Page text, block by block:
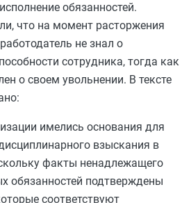
обязанностей.
что на момент расторжения
не знал о
сотрудника, тогда как
о своем увольнении. В тексте
имелись основания для
взыскания в
факты ненадлежащего
обязанностей подтверждены
соответствуют